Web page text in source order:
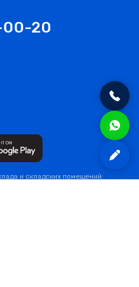
00-20
и складских помещений: